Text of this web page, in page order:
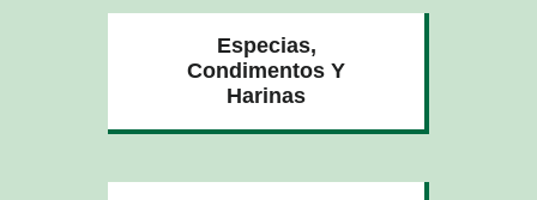
Especias,
Condimentos Y
Harinas